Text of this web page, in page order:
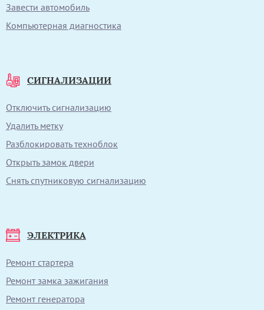
Завести автомобиль
Компьютерная диагностика
СИГНАЛИЗАЦИИ
Отключить сигнализацию
Удалить метку
Разблокировать техноблок
Открыть замок двери
Снять спутниковую сигнализацию
ЭЛЕКТРИКА
Ремонт стартера
Ремонт замка зажигания
Ремонт генератора